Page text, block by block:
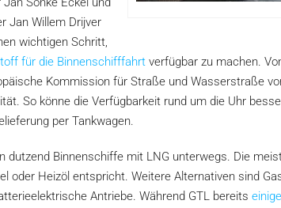
Jan Willem Drijver
wichtigen Schritt,
für die Binnenschifffahrt verfügbar zu machen.
Kommission für Straße und Wasserstraße
So könne die Verfügbarkeit rund um die Uhr
per Tankwagen.
dutzend Binnenschiffe mit LNG unterwegs. Die
oder Heizöl entspricht. Weitere Alternativen sind
Antriebe. Während GTL bereits